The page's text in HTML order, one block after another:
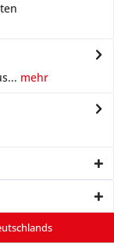
mehr